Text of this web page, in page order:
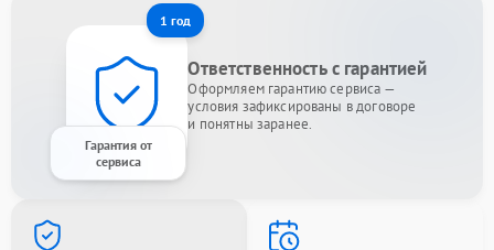
1 год
Гарантия от
сервиса
Ответственность с гарантией
Оформляем гарантию сервиса —
условия зафиксированы в договоре
и понятны заранее.